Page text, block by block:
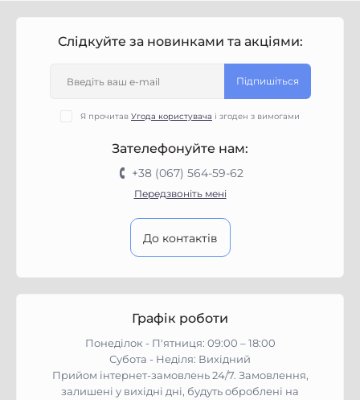
Слідкуйте за новинками та акціями:
Підпишіться
Я прочитав Угода користувача і згоден з вимогами
Зателефонуйте нам:
+38 (067) 564-59-62
Передзвоніть мені
До контактів
Графік роботи
Понеділок - П'ятниця: 09:00 – 18:00
Субота - Неділя: Вихідний
Прийом інтернет-замовлень 24/7. Замовлення,
залишені у вихідні дні, будуть оброблені на